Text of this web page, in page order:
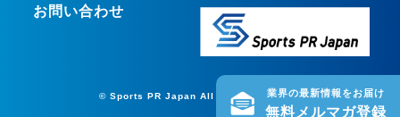
お問い合わせ
© Sports PR Japan All rights reserved.業界の最新情報をお届け
無料メルマガ登録